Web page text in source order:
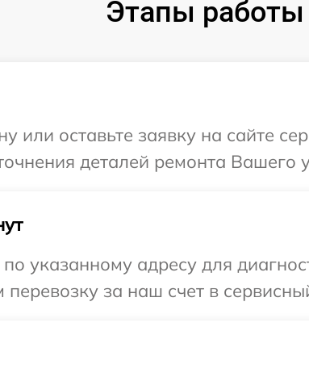
Этапы работы
или оставьте заявку на сайте
деталей ремонта Вашего
указанному адресу для
за наш счет в